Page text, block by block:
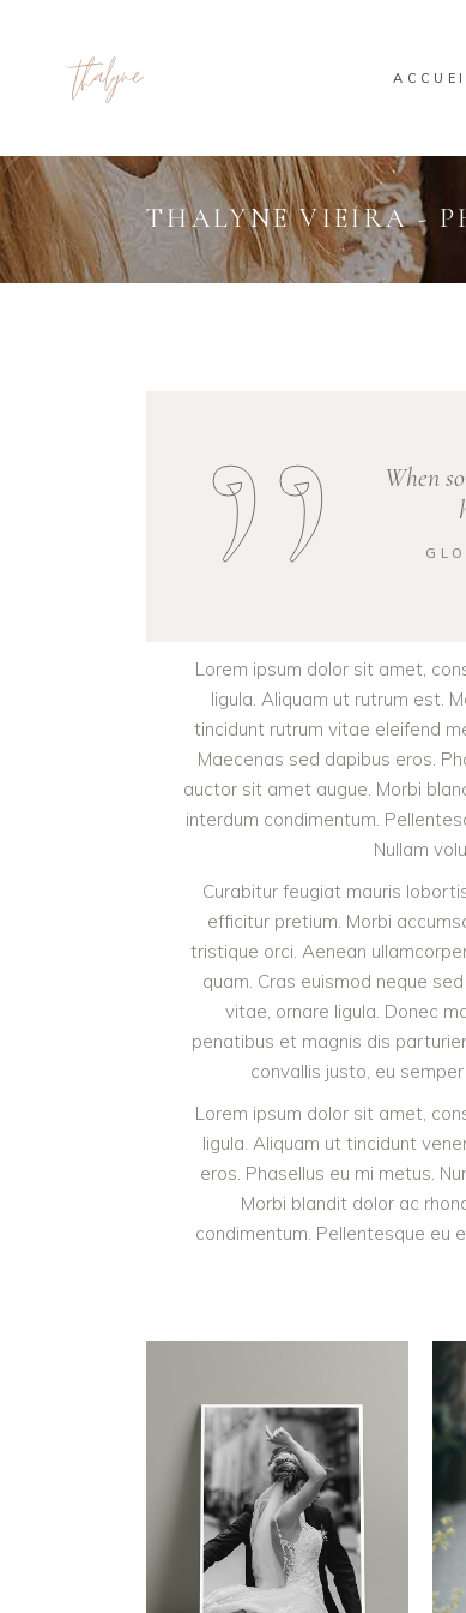
THALYNE VIEIRA -
When
Lorem ipsum dolor sit amet,
ligula. Aliquam ut rutrum est.
tincidunt rutrum vitae eleifend
Maecenas sed dapibus eros.
auctor sit amet augue. Morbi
interdum condimentum.
Nullam
Curabitur feugiat mauris
efficitur pretium. Morbi
tristique orci. Aenean
quam. Cras euismod neque
vitae, ornare ligula. Donec
penatibus et magnis dis
convallis justo, eu
Lorem ipsum dolor sit amet,
ligula. Aliquam ut tincidunt
eros. Phasellus eu mi metus.
Morbi blandit dolor ac
condimentum. Pellentesque eu